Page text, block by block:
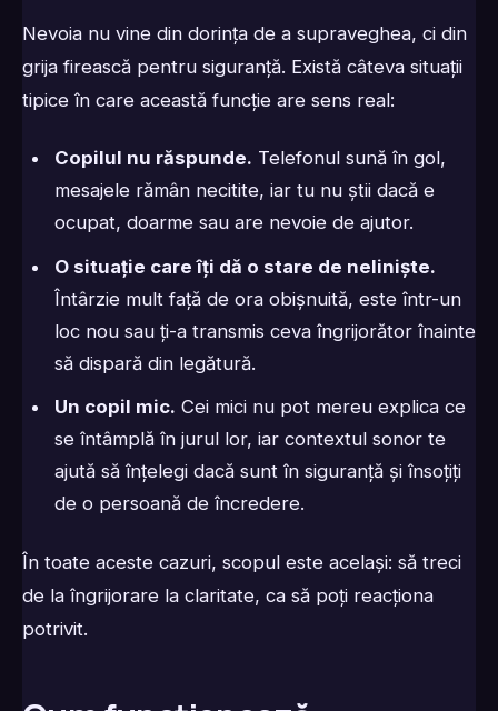
Nevoia nu vine din dorința de a supraveghea, ci din
grija firească pentru siguranță. Există câteva situații
tipice în care această funcție are sens real:
Copilul nu răspunde. Telefonul sună în gol,
mesajele rămân necitite, iar tu nu știi dacă e
ocupat, doarme sau are nevoie de ajutor.
O situație care îți dă o stare de neliniște.
Întârzie mult față de ora obișnuită, este într-un
loc nou sau ți-a transmis ceva îngrijorător înainte
să dispară din legătură.
Un copil mic. Cei mici nu pot mereu explica ce
se întâmplă în jurul lor, iar contextul sonor te
ajută să înțelegi dacă sunt în siguranță și însoțiți
de o persoană de încredere.
În toate aceste cazuri, scopul este același: să treci
de la îngrijorare la claritate, ca să poți reacționa
potrivit.